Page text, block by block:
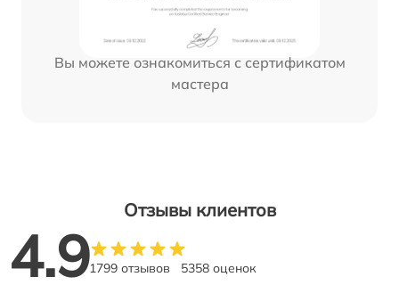
Вы можете ознакомиться с сертификатом
мастера
Отзывы клиентов
4.91799 отзывов 5358 оценок